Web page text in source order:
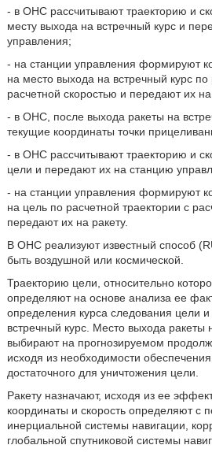
- в ОНС рассчитывают траекторию и
месту выхода на встречный курс и
управления;
- на станции управления формируют
на место выхода на встречный курс по
расчетной скоростью и передают их на
- в ОНС, после выхода ракеты на
текущие координаты точки
- в ОНС рассчитывают траекторию и
цели и передают их на станцию
- на станции управления формируют
на цель по расчетной траектории с
передают их на ракету.
В ОНС реализуют известный способ
быть воздушной или космической.
Траекторию цели, относительно
определяют на основе анализа ее
определения курса следования цели
встречный курс. Место выхода ракеты
выбирают на прогнозируемом
исходя из необходимости
достаточного для уничтожения цели.
Ракету назначают, исходя из ее
координаты и скорость определяют с
инерциальной системы навигации,
глобальной спутниковой системы